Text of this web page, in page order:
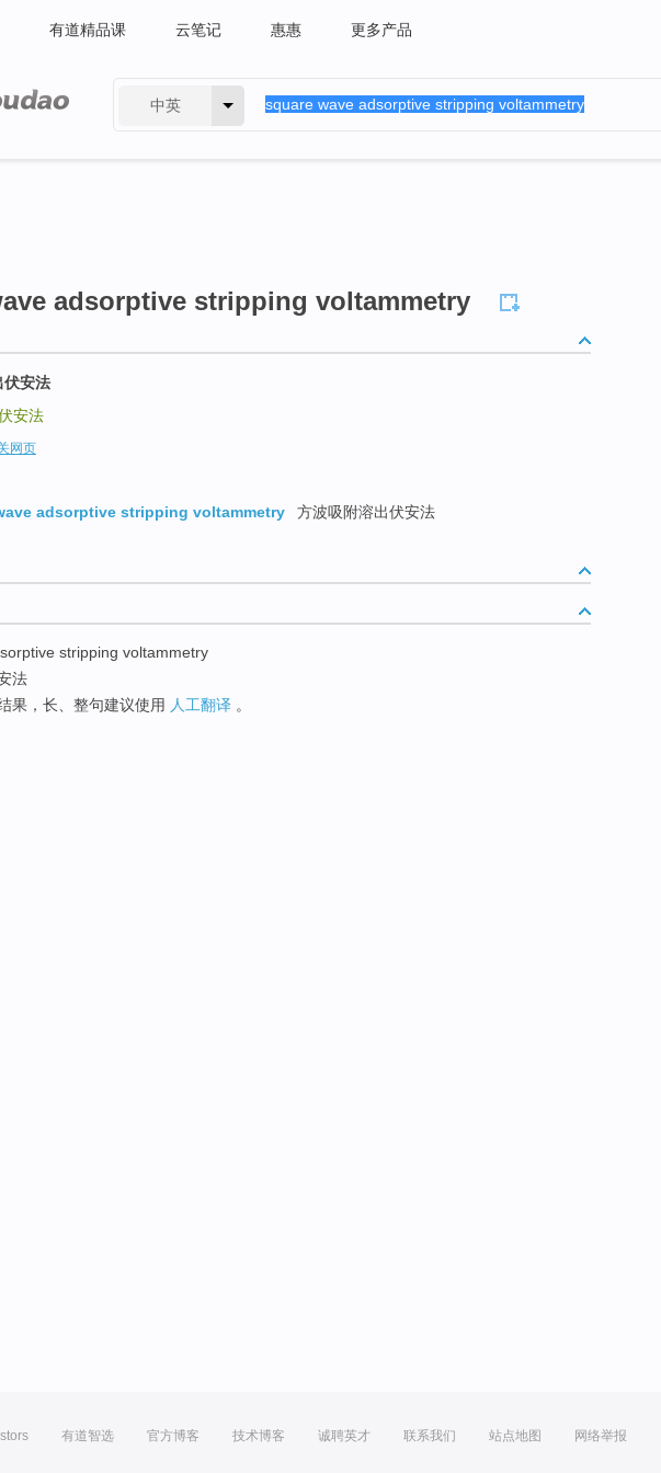
有道精品课 云笔记 惠惠 更多产品
中英
adsorptive stripping voltammetry
伏安法
安法
网页
adsorptive stripping voltammetry
方波吸附溶出伏安法
stripping voltammetry
法
果，长、整句建议使用 人工翻译 。
有道智选 官方博客 技术博客 诚聘英才 联系我们 站点地图 网络举报